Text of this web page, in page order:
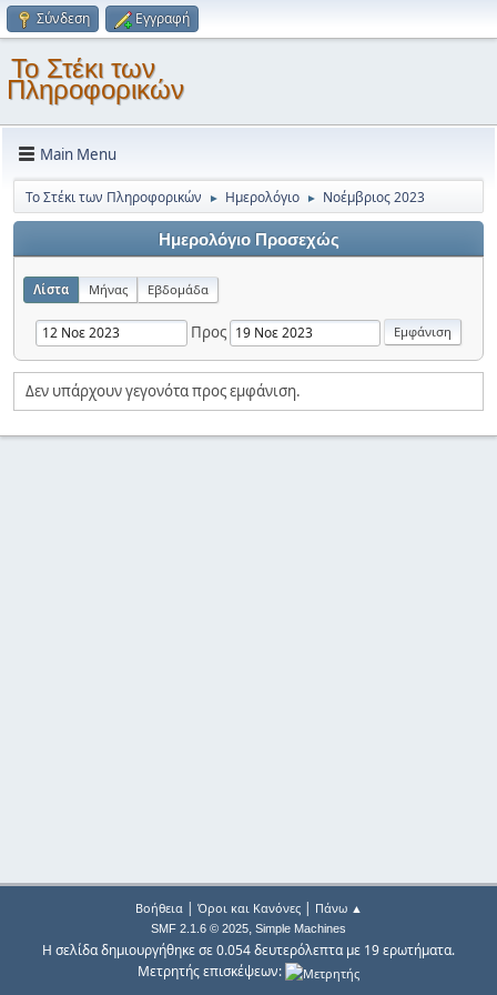
Σύνδεση Εγγραφή
Το Στέκι των
Πληροφορικών
Main Menu
Το Στέκι των Πληροφορικών ► Ημερολόγιο ► Νοέμβριος 2023
Ημερολόγιο Προσεχώς
Λίστα Μήνας Εβδομάδα
Προς
Δεν υπάρχουν γεγονότα προς εμφάνιση.
Βοήθεια| Όροι και Κανόνες| Πάνω ▲
SMF 2.1.6 © 2025, Simple Machines
Η σελίδα δημιουργήθηκε σε 0.054 δευτερόλεπτα με 19 ερωτήματα.
Μετρητής επισκέψεων: